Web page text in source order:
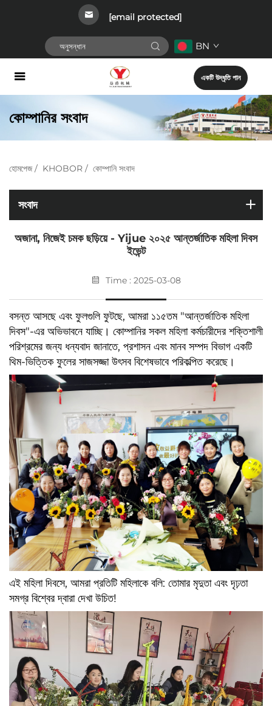
[email protected]
BN
একটি উদ্ধৃতি পান
কোম্পানির সংবাদ
হোমপেজ/ KHOBOR / কোম্পানি সংবাদ
সংবাদ
অজানা, নিজেই চমক ছড়িয়ে - Yijue ২০২৫ আন্তর্জাতিক মহিলা দিবস
ইভেন্ট
Time : 2025-03-08
বসন্ত আসছে এবং ফুলগুলি ফুটছে, আমরা ১১৫তম "আন্তর্জাতিক মহিলা
দিবস"-এর অভিভাবনে যাচ্ছি। কোম্পানির সকল মহিলা কর্মচারীদের শক্তিশালী
পরিশ্রমের জন্য ধন্যবাদ জানাতে, প্রশাসন এবং মানব সম্পদ বিভাগ একটি
থিম-ভিত্তিক ফুলের সাজসজ্জা উৎসব বিশেষভাবে পরিকল্পিত করেছে।
এই মহিলা দিবসে, আমরা প্রতিটি মহিলাকে বলি: তোমার মৃদুতা এবং দৃঢ়তা
সমগ্র বিশ্বের দ্বারা দেখা উচিত!